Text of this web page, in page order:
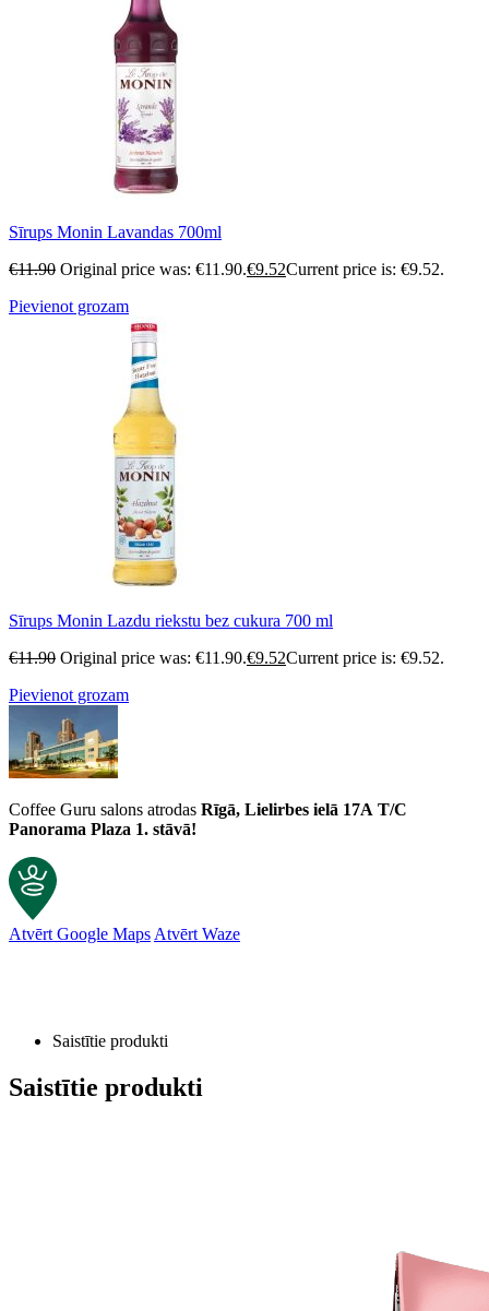
Sīrups Monin Lavandas 700ml
€11.90 Original price was: €11.90.€9.52Current price is: €9.52.
Pievienot grozam
Sīrups Monin Lazdu riekstu bez cukura 700 ml
€11.90 Original price was: €11.90.€9.52Current price is: €9.52.
Pievienot grozam
Coffee Guru salons atrodas Rīgā, Lielirbes ielā 17A T/C
Panorama Plaza 1. stāvā!
Atvērt Google Maps Atvērt Waze
Saistītie produkti
Saistītie produkti